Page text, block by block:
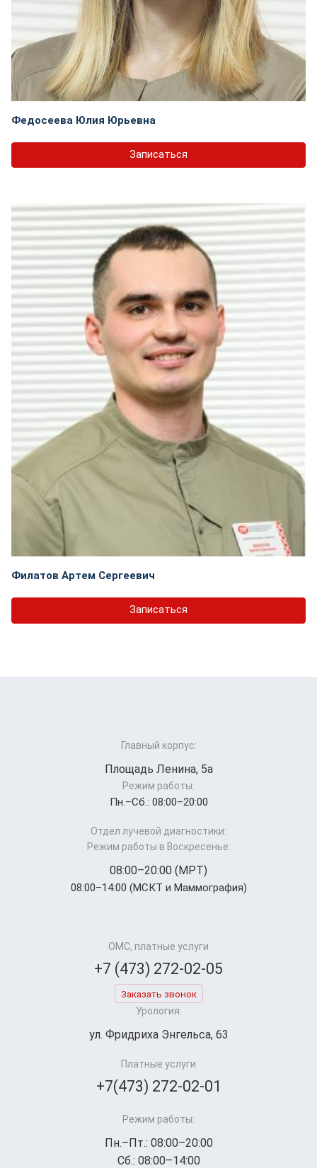
Федосеева Юлия Юрьевна
Записаться
Филатов Артем Сергеевич
Записаться
Главный корпус:
Площадь Ленина, 5а
Режим работы:
Пн.–Cб.: 08:00–20:00
Отдел лучевой диагностики:
Режим работы в Воскресенье:
08:00–20:00 (МРТ)
08:00–14:00 (МСКТ и Маммография)
ОМС, платные услуги
+7 (473) 272-02-05
Заказать звонок
Урология:
ул. Фридриха Энгельса, 63
Платные услуги
+7(473) 272-02-01
Режим работы:
Пн.–Пт.: 08:00–20:00
Сб.: 08:00–14:00